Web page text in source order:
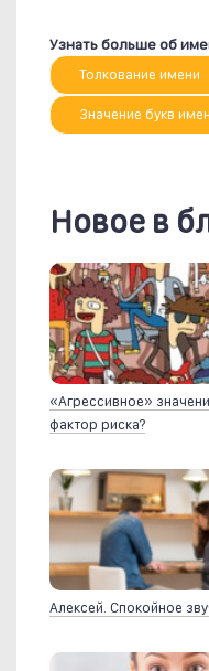
Узнать больше об
Толкование имени
Значение букв
Новое в
«Агрессивное»
фактор риска?
Алексей. Спокойное